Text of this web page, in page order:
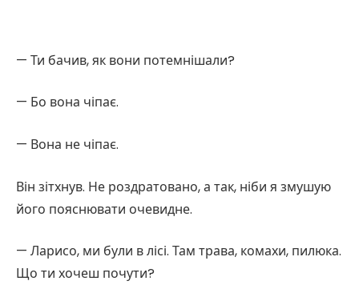
— Ти бачив, як вони потемнішали?
— Бо вона чіпає.
— Вона не чіпає.
Він зітхнув. Не роздратовано, а так, ніби я змушую
його пояснювати очевидне.
— Ларисо, ми були в лісі. Там трава, комахи, пилюка.
Що ти хочеш почути?